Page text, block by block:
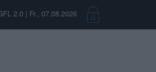
2.0 | Fr., 07.08.2026